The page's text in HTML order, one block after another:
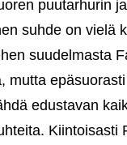
puutarhurin
suhde on vielä
suudelmasta
mutta
edustavan
Kiintoisasti